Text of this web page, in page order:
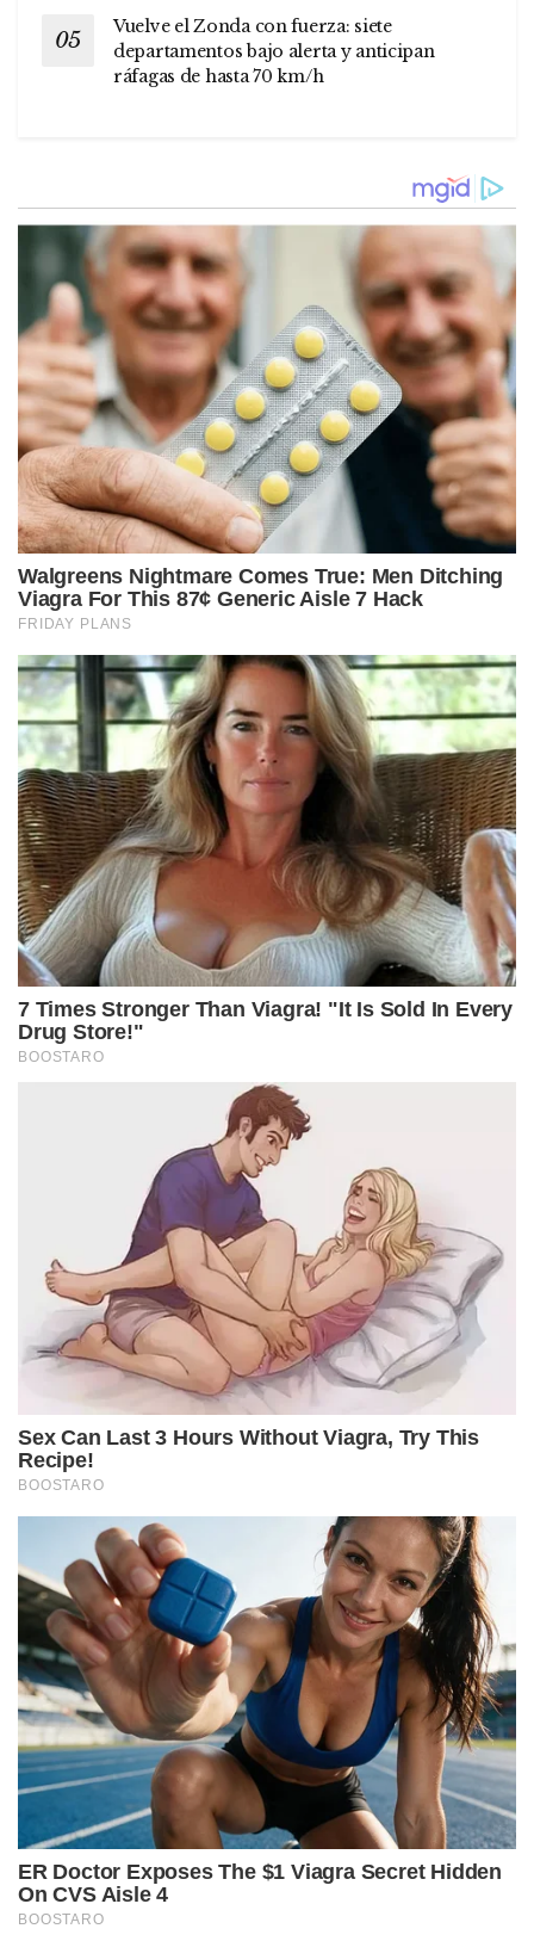
Vuelve el Zonda con fuerza: siete
departamentos bajo alerta y anticipan
ráfagas de hasta 70 km/h